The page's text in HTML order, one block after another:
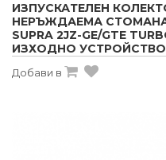
ИЗПУСКАТЕЛЕН
НЕРЪЖДАЕМА СТОМАНА
SUPRA 2JZ-GE/GTE
ИЗХОДНО
Добави в